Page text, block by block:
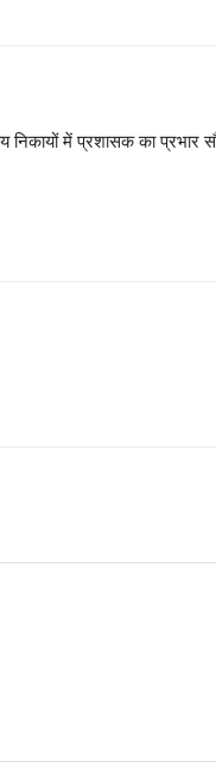
निकायों में प्रशासक का